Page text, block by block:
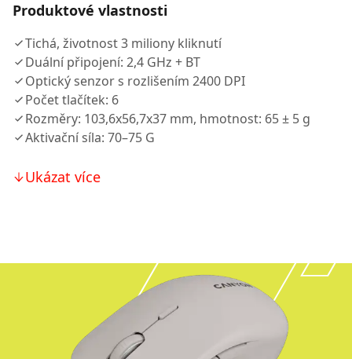
Produktové vlastnosti
Tichá, životnost 3 miliony kliknutí
Duální připojení: 2,4 GHz + BT
Optický senzor s rozlišením 2400 DPI
Počet tlačítek: 6
Rozměry: 103,6x56,7x37 mm, hmotnost: 65 ± 5 g
Aktivační síla: 70–75 G
Ukázat více